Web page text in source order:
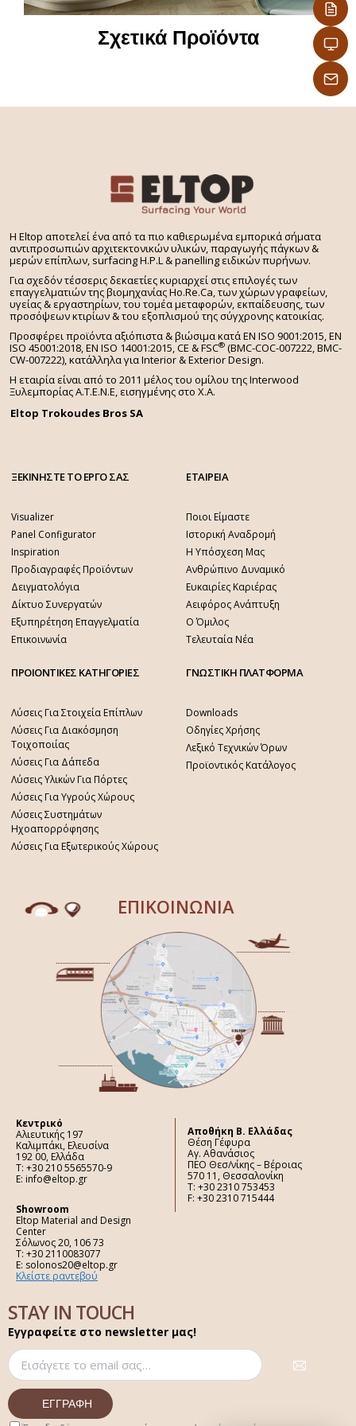
– Δεν χρειάζονται επεξεργασία άκρων,
προσφέρονται με σοκόριασμα επιλογής σας στις
διαμήκεις και εγκάρσιες άκρες
ή νησίδα ειδικού σχεδίου? Επιλέξτε από το ευρύ
Σχετικά Προϊόντα
H Eltop αποτελεί ένα από τα πιο καθιερωμένα εμπορικά σήματα
αντιπροσωπιών αρχιτεκτονικών υλικών, παραγωγής πάγκων &
μερών επίπλων, surfacing H.P.L & panelling ειδικών πυρήνων.
Για σχεδόν τέσσερις δεκαετίες κυριαρχεί στις επιλογές των
επαγγελματιών της βιομηχανίας Ho.Re.Ca, των χώρων γραφείων,
υγείας & εργαστηρίων, του τομέα μεταφορών, εκπαίδευσης, των
προσόψεων κτιρίων & του εξοπλισμού της σύγχρονης κατοικίας.
Προσφέρει προϊόντα αξιόπιστα & βιώσιμα κατά EN ISO 9001:2015, EN
ISO 45001:2018, EN ISO 14001:2015,CE & FSC® (BMC-COC-007222, BMC-
CW-007222), κατάλληλα για Interior & Exterior Design.
Η εταιρία είναι από το 2011 μέλος του ομίλου της Interwood
Ξυλεμπορίας Α.Τ.Ε.Ν.Ε, εισηγμένης στο Χ.A.
Eltop Trokoudes Bros SA
ΞΕΚΙΝΗΣΤΕ ΤΟ ΕΡΓΟ ΣΑΣ
Visualizer
Panel Configurator
Inspiration
Προδιαγραφές Προϊόντων
Δειγματολόγια
Δίκτυο Συνεργατών
Εξυπηρέτηση Επαγγελματία
Επικοινωνία
ΕΤΑΙΡΕΙΑ
Ποιοι Είμαστε
Ιστορική Αναδρομή
Η Υπόσχεση Μας
Ανθρώπινο Δυναμικό
Ευκαιρίες Καριέρας
Αειφόρος Ανάπτυξη
Ο Όμιλος
Τελευταία Νέα
ΠΡΟΙΟΝΤΙΚΕΣ ΚΑΤΗΓΟΡΙΕΣ
Λύσεις Για Στοιχεία Επίπλων
Λύσεις Για Διακόσμηση
Τοιχοποιίας
Λύσεις Για Δάπεδα
Λύσεις Υλικών Για Πόρτες
Λύσεις Για Υγρούς Χώρους
Λύσεις Συστημάτων
Ηχοαπορρόφησης
Λύσεις Για Εξωτερικούς Χώρους
ΓΝΩΣΤΙΚΗ ΠΛΑΤΦΟΡΜΑ
Downloads
Οδηγίες Χρήσης
Λεξικό Τεχνικών Όρων
Προϊοντικός Κατάλογος
ΕΠΙΚΟΙΝΩΝΙΑ
Κεντρικό
Αλιευτικής 197
Καλιμπάκι, Ελευσίνα
192 00, Ελλάδα
Τ: +30 210 5565570-9
E: info@eltop.gr
Showroom
Eltop Material and Design
Center
Σόλωνος 20, 106 73
Τ: +30 2110083077
E: solonos20@eltop.gr
Κλείστε ραντεβού
Aποθήκη Β. Ελλάδας
Θέση Γέφυρα
Αγ. Αθανάσιος
ΠΕΟ Θεσ/νίκης – Βέροιας
570 11, Θεσσαλονίκη
Τ: +30 2310 753453
F: +30 2310 715444
STAY IN TOUCH
Εγγραφείτε στο newsletter μας!